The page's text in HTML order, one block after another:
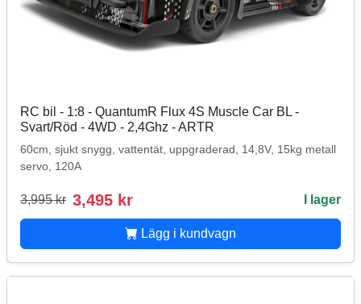
RC bil - 1:8 - QuantumR Flux 4S Muscle Car BL -
Svart/Röd - 4WD - 2,4Ghz - ARTR
60cm, sjukt snygg, vattentät, uppgraderad, 14,8V, 15kg metall
servo, 120A
3,995 kr 3,495 kr I lager
Lägg i kundvagn